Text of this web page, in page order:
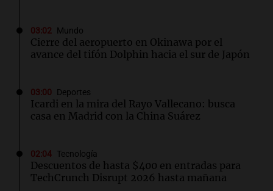
03:02 Mundo
Cierre del aeropuerto en Okinawa por el
avance del tifón Dolphin hacia el sur de Japón
03:00 Deportes
Icardi en la mira del Rayo Vallecano: busca
casa en Madrid con la China Suárez
02:04 Tecnología
Descuentos de hasta $400 en entradas para
TechCrunch Disrupt 2026 hasta mañana